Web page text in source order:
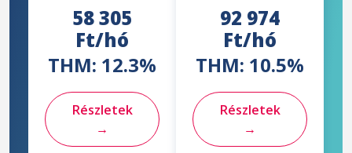
58 305
Ft/hó
THM: 12.3%
Részletek
→
92 974
Ft/hó
THM: 10.5%
Részletek
→